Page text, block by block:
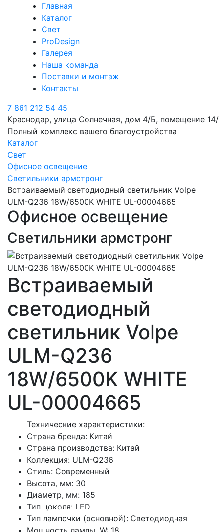
Главная
Каталог
Свет
ProDesign
Галерея
Наша команда
Поставки и монтаж
Контакты
7 861 212 54 45
Краснодар, улица Солнечная, дом 4/Б, помещение 14/
Полный комплекс вашего благоустройства
Каталог
Свет
Офисное освещение
Светильники армстронг
Встраиваемый светодиодный светильник Volpe
ULM-Q236 18W/6500K WHITE UL-00004665
Офисное освещение
Светильники армстронг
Встраиваемый
светодиодный
светильник Volpe
ULM-Q236
18W/6500K WHITE
UL-00004665
Технические характеристики:
Страна бренда: Китай
Страна производства: Китай
Коллекция: ULM-Q236
Стиль: Современный
Высота, мм: 30
Диаметр, мм: 185
Тип цоколя: LED
Тип лампочки (основной): Светодиодная
Мощность лампы, W: 18